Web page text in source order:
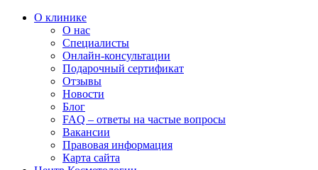
О клинике
О нас
Специалисты
Онлайн-консультации
Подарочный сертификат
Отзывы
Новости
Блог
FAQ – ответы на частые вопросы
Вакансии
Правовая информация
Карта сайта